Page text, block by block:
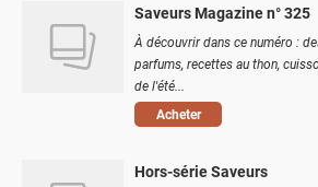
Saveurs Magazine n° 325
À découvrir dans ce numéro :
parfums, recettes au thon,
de l'été...
Acheter
Hors-série Saveurs